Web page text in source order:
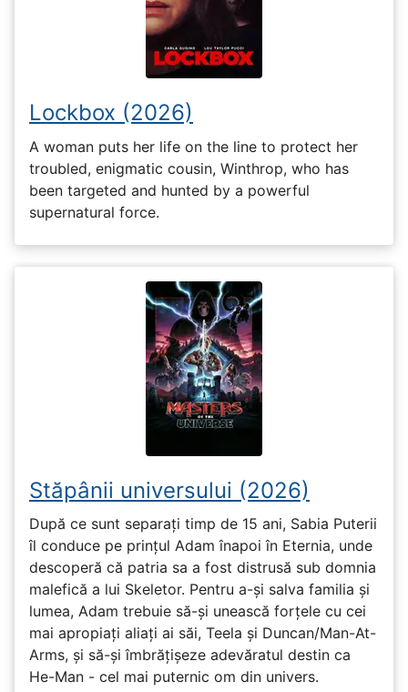
Lockbox (2026)
A woman puts her life on the line to protect her
troubled, enigmatic cousin, Winthrop, who has
been targeted and hunted by a powerful
supernatural force.
Stăpânii universului (2026)
După ce sunt separați timp de 15 ani, Sabia Puterii
îl conduce pe prințul Adam înapoi în Eternia, unde
descoperă că patria sa a fost distrusă sub domnia
malefică a lui Skeletor. Pentru a-și salva familia și
lumea, Adam trebuie să-și unească forțele cu cei
mai apropiați aliați ai săi, Teela și Duncan/Man-At-
Arms, și să-și îmbrățișeze adevăratul destin ca
He-Man - cel mai puternic om din univers.